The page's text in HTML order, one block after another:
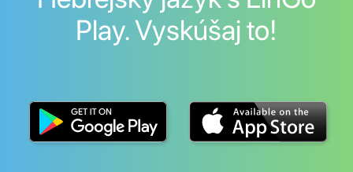
Play. Vyskúšaj to!